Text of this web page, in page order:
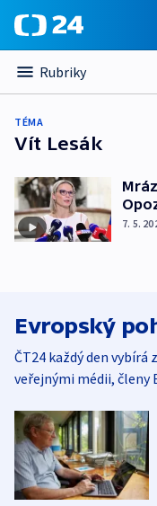
Rubriky
TÉMA
Vít Lesák
7. 5.
Evropský
ČT24 každý den
veřejnými médii, členy